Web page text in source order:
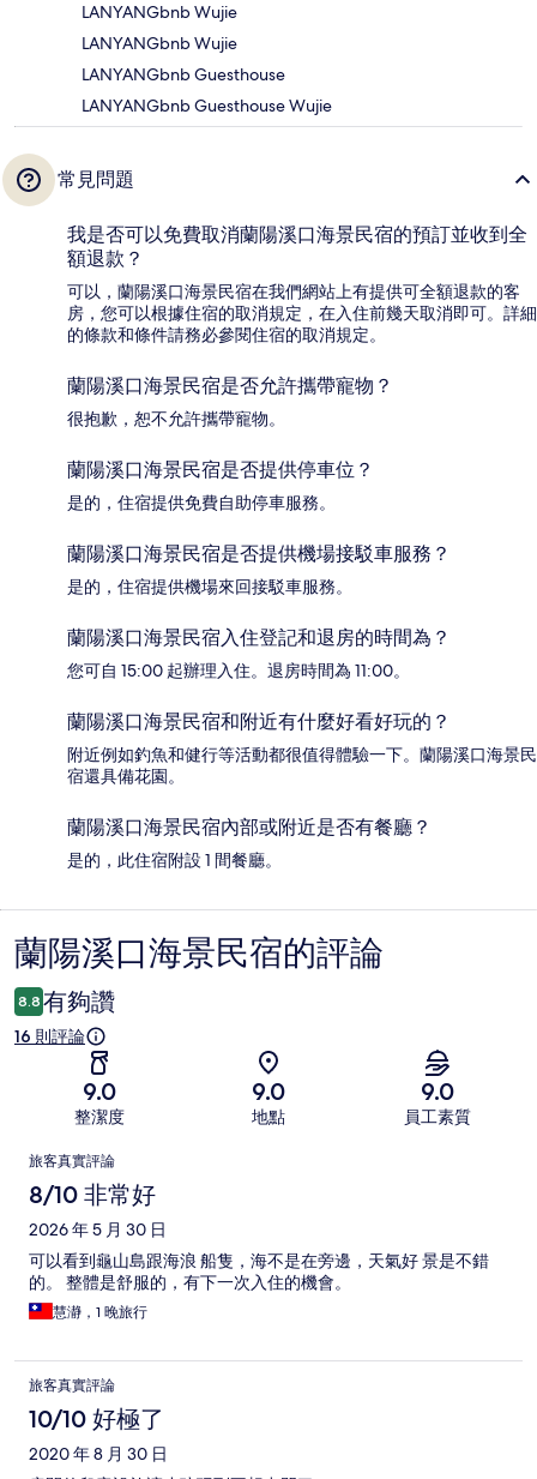
LANYANGbnb Wujie
LANYANGbnb Wujie
LANYANGbnb Guesthouse
LANYANGbnb Guesthouse Wujie
常見問題
我是否可以免費取消蘭陽溪口海景民宿的預訂並收到全
額退款？
可以，蘭陽溪口海景民宿在我們網站上有提供可全額退款的客
房，您可以根據住宿的取消規定，在入住前幾天取消即可。詳細
的條款和條件請務必參閱住宿的取消規定。
蘭陽溪口海景民宿是否允許攜帶寵物？
很抱歉，恕不允許攜帶寵物。
蘭陽溪口海景民宿是否提供停車位？
是的，住宿提供免費自助停車服務。
蘭陽溪口海景民宿是否提供機場接駁車服務？
是的，住宿提供機場來回接駁車服務。
蘭陽溪口海景民宿入住登記和退房的時間為？
您可自 15:00 起辦理入住。退房時間為 11:00。
蘭陽溪口海景民宿和附近有什麼好看好玩的？
附近例如釣魚和健行等活動都很值得體驗一下。蘭陽溪口海景民
宿還具備花園。
蘭陽溪口海景民宿內部或附近是否有餐廳？
是的，此住宿附設 1 間餐廳。
評
論
蘭陽溪口海景民宿的評論
8.8 有夠讚
16 則評論
9.0
整潔度
9.0
地點
9.0
員工素質
評
論
旅客真實評論
8/10 非常好
2026 年 5 月 30 日
可以看到龜山島跟海浪 船隻，海不是在旁邊，天氣好 景是不錯
的。 整體是舒服的，有下一次入住的機會。
慧瀞，1 晚旅行
旅客真實評論
10/10 好極了
2020 年 8 月 30 日